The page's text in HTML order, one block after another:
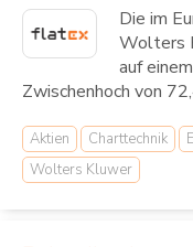
Die im
Wolters
auf
Zwischenhoch von
Aktien Charttechnik
Wolters Kluwer